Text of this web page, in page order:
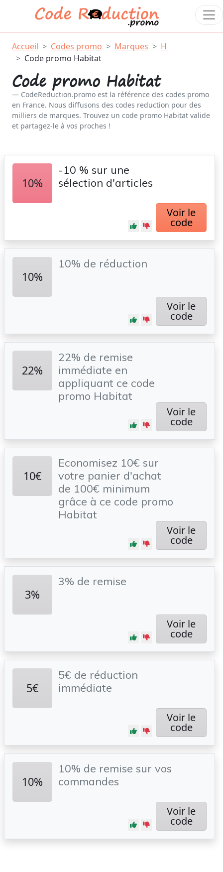
Accueil Codes promo Marques
H
Code promo Habitat
Code promo Habitat
CodeReduction.promo est la référence des codes promo
en France. Nous diffusons des codes reduction pour des
milliers de marques. Trouvez un code promo Habitat valide
et partagez-le à vos proches !
10%
-10 % sur une
sélection d'articles
Voir le
code
10%
10% de réduction
Voir le
code
22%
22% de remise
immédiate en
appliquant ce code
promo Habitat
Voir le
code
10€
Economisez 10€ sur
votre panier d'achat
de 100€ minimum
grâce à ce code promo
Habitat
Voir le
code
3%
3% de remise
Voir le
code
5€
5€ de réduction
immédiate
Voir le
code
10%
10% de remise sur vos
commandes
Voir le
code